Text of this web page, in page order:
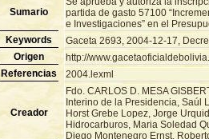
Sumario
partida de gasto 57100
e Investigaciones” en el
Keywords
Gaceta 2693, 2004-12-17,
Origen
http://
Referencias
2004.lexml
Creador
Fdo. CARLOS D. MESA
Interino de la Presidencia, Saúl
Horst Grebe Lopez, Jorge
Hidrocarburos, Maria Soledad
Diego Montenegro Ernst,